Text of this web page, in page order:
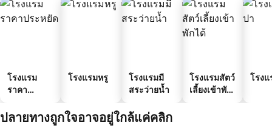
โรงแรม
ราคา
โรงแรมหรู
โรงแรมมี
สระว่ายน้ำ
โรงแรมสัตว์
เลี้ยงเข้าพัก
โรง
ปลายทางถูกใจอาจอยู่ใกล้แค่คลิก